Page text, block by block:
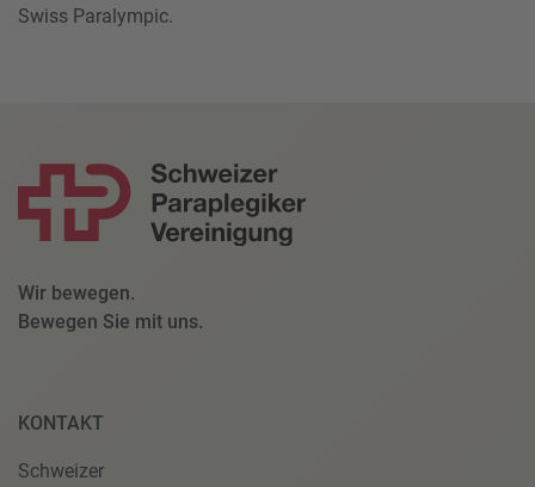
Swiss Paralympic.
Wir bewegen.
Bewegen Sie mit uns.
KONTAKT
Schweizer